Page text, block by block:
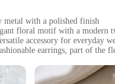
with a polished finish
floral motif with a modern
accessory for everyday
earrings, part of the
Sold as a set, complete with